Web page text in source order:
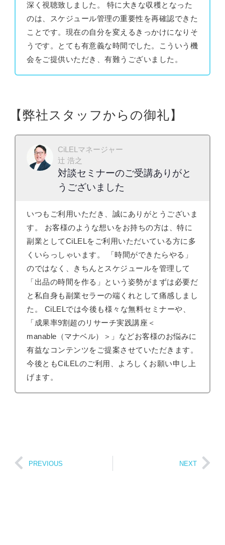
深く視聴致しました。 特に大きな収穫となった
のは、スケジュール管理の重要性を再確認できた
ことです。現在の自分を変えるきっかけになりそ
うです。とても有意義な時間でした。こういう機
会をご提供いただき、有難うございました。
【弊社スタッフからの御礼】
CiLELマネージャー
辻 浩之
対談セミナーのご受講ありがと
うございました
いつもご利用いただき、誠にありがとうございま
す。 お客様のような想いをお持ちの方は、特に
副業としてCiLELをご利用いただいている方に多
くいらっしゃいます。 「時間ができたらやる」
のではなく、きちんとスケジュールを管理して
「出品の時間を作る」という姿勢がまずは必要だ
と私自身も副業セラーの端くれとして痛感しまし
た。 CiLELでは今後も様々な無料セミナーや、
「成果率9割超のリサーチ実践講座＜
manable（マナベル）＞」などお客様のお悩みに
有益なコンテンツをご提案させていただきます。
今後ともCiLELのご利用、よろしくお願い申し上
げます。
PREVIOUS NEXT